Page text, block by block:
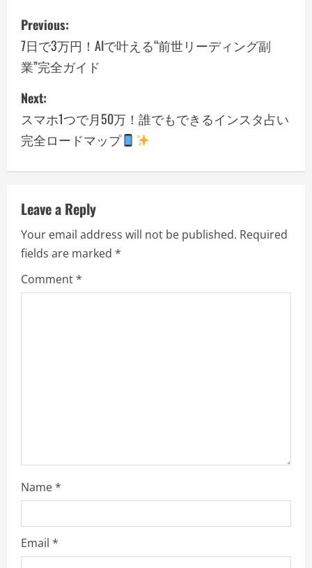
P
o
s
t
n
a
i
g
a
Previous:
7日で3万円！AIで叶える“前世リーディング副
業”完全ガイド
Next:
スマホ1つで月50万！誰でもできるインスタ占い
完全ロードマップ
Leave a Reply
Your email address will not be published. Required
fields are marked *
Comment*
Name*
Email *